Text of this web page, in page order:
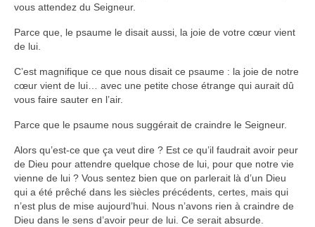
Enseignements CCRFE-ABC
Autres Enseignements
Retraites
Anciens enseignements Théodule
Prier
Partagez votre prière
Célébrer
Lieux et Dates
vous attendez du Seigneur.
Parce que, le psaume le disait aussi, la joie de votre cœur vient
de lui.
C’est magnifique ce que nous disait ce psaume : la joie de notre
cœur vient de lui… avec une petite chose étrange qui aurait dû
vous faire sauter en l’air.
Parce que le psaume nous suggérait de craindre le Seigneur.
Alors qu’est-ce que ça veut dire ? Est ce qu’il faudrait avoir peur
de Dieu pour attendre quelque chose de lui, pour que notre vie
vienne de lui ? Vous sentez bien que on parlerait là d’un Dieu
qui a été prêché dans les siècles précédents, certes, mais qui
n’est plus de mise aujourd’hui. Nous n’avons rien à craindre de
Dieu dans le sens d’avoir peur de lui. Ce serait absurde.